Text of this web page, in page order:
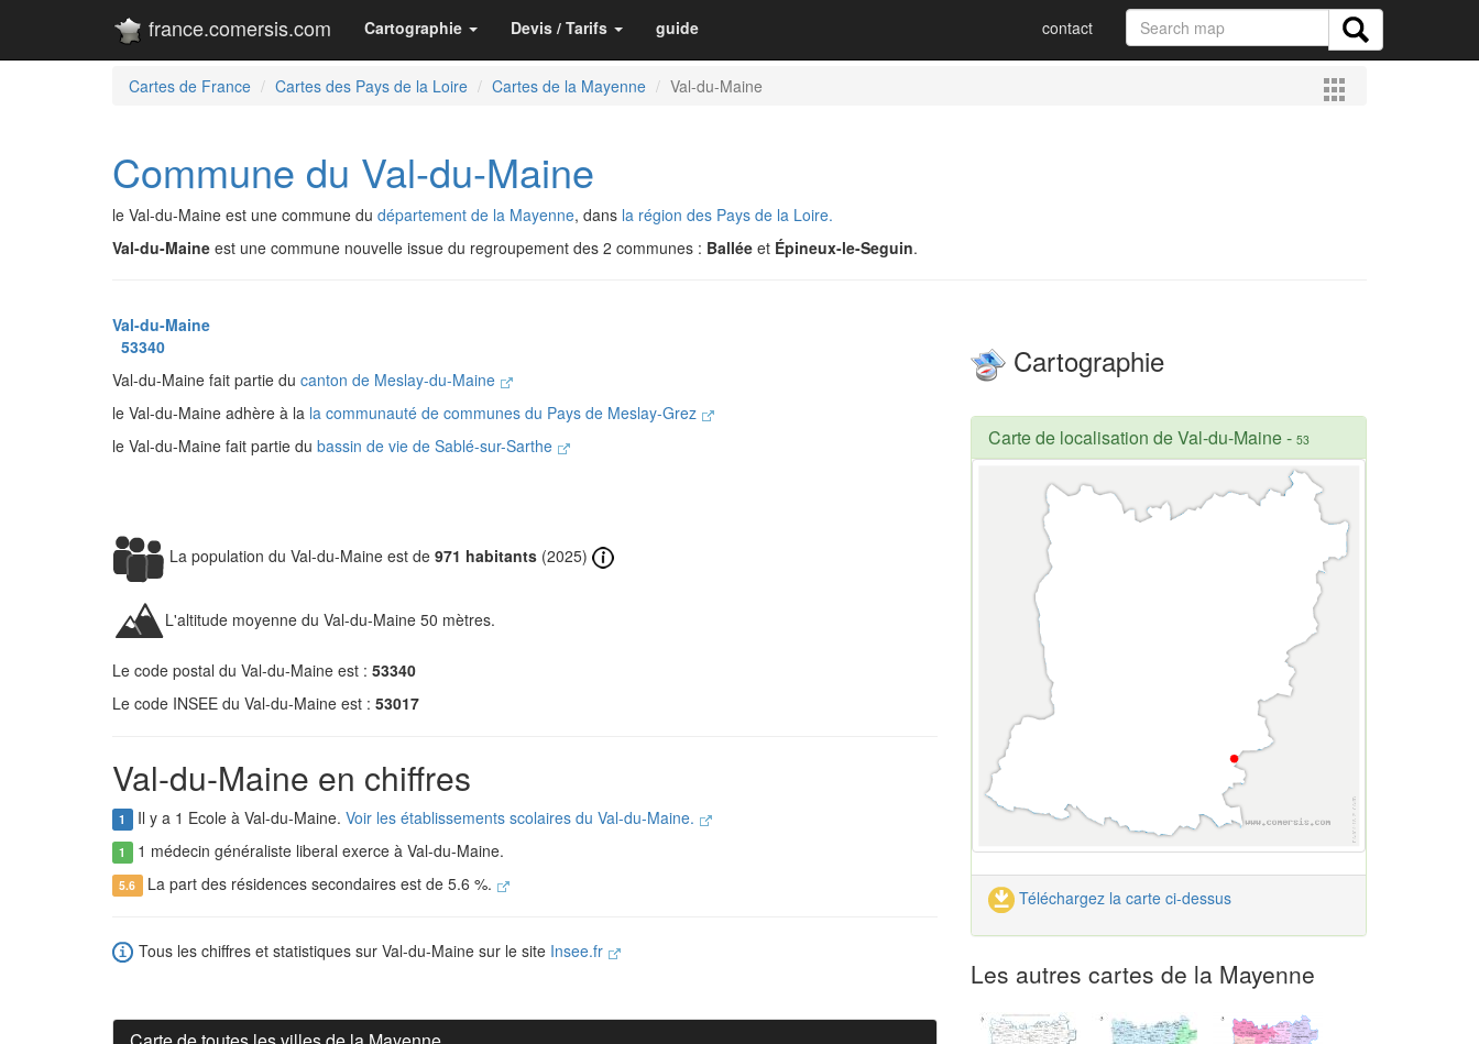
france.comersis.com Cartographie Devis / Tarifs guide contact
Cartes de France Cartes des Pays de la Loire Cartes de la Mayenne Val-du-Maine
Commune du Val-du-Maine
le Val-du-Maine est une commune du département de la Mayenne, dans la région des Pays de la Loire.
Val-du-Maine est une commune nouvelle issue du regroupement des 2 communes : Ballée et Épineux-le-Seguin.
Val-du-Maine
53340
Val-du-Maine fait partie du canton de Meslay-du-Maine
le Val-du-Maine adhère à la la communauté de communes du Pays de Meslay-Grez
le Val-du-Maine fait partie du bassin de vie de Sablé-sur-Sarthe
La population du Val-du-Maine est de 971 habitants (2025)
L'altitude moyenne du Val-du-Maine 50 mètres.
Le code postal du Val-du-Maine est : 53340
Le code INSEE du Val-du-Maine est : 53017
Val-du-Maine en chiffres
1 Il y a 1 Ecole à Val-du-Maine. Voir les établissements scolaires du Val-du-Maine.
1 1 médecin généraliste liberal exerce à Val-du-Maine.
5.6 La part des résidences secondaires est de 5.6 %.
Tous les chiffres et statistiques sur Val-du-Maine sur le site Insee.fr
Cartographie
Carte de localisation de Val-du-Maine- 53
Téléchargez la carte ci-dessus
Les autres cartes de la Mayenne